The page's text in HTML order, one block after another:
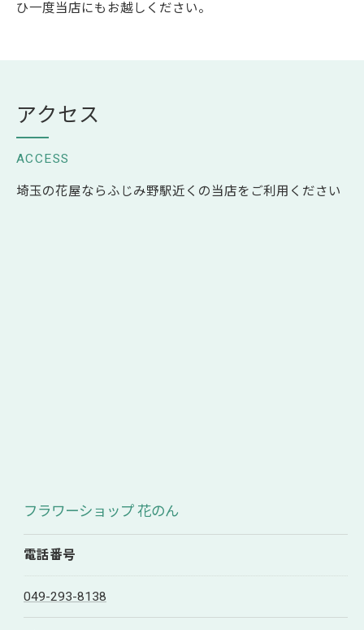
ひ一度当店にもお越しください。
アクセス
ACCESS
埼玉の花屋ならふじみ野駅近くの当店をご利用ください
フラワーショップ 花のん
電話番号
049-293-8138